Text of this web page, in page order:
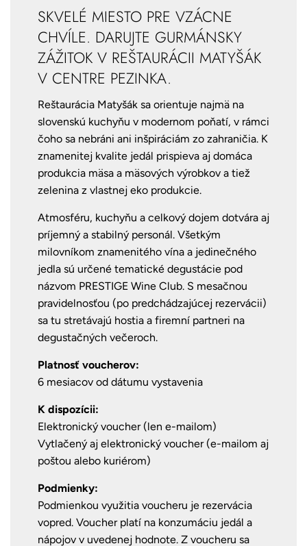
SKVELÉ MIESTO PRE VZÁCNE
CHVÍLE. DARUJTE GURMÁNSKY
ZÁŽITOK V REŠTAURÁCII MATYŠÁK
V CENTRE PEZINKA.
Reštaurácia Matyšák sa orientuje najmä na
slovenskú kuchyňu v modernom poňatí, v rámci
čoho sa nebráni ani inšpiráciám zo zahraničia. K
znamenitej kvalite jedál prispieva aj domáca
produkcia mäsa a mäsových výrobkov a tiež
zelenina z vlastnej eko produkcie.
Atmosféru, kuchyňu a celkový dojem dotvára aj
príjemný a stabilný personál. Všetkým
milovníkom znamenitého vína a jedinečného
jedla sú určené tematické degustácie pod
názvom PRESTIGE Wine Club. S mesačnou
pravidelnosťou (po predchádzajúcej rezervácii)
sa tu stretávajú hostia a firemní partneri na
degustačných večeroch.
Platnosť voucherov:
6 mesiacov od dátumu vystavenia
K dispozícii:
Elektronický voucher (len e-mailom)
Vytlačený aj elektronický voucher (e-mailom aj
poštou alebo kuriérom)
Podmienky:
Podmienkou využitia voucheru je rezervácia
vopred. Voucher platí na konzumáciu jedál a
nápojov v uvedenej hodnote. Z voucheru sa